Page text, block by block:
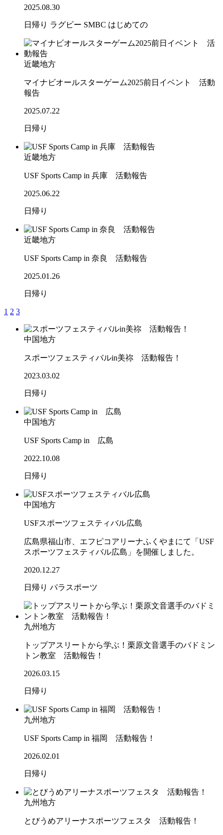
2025.08.30
日帰り ラグビー SMBC はじめての
近畿地方
マイナビオールスターゲーム2025前日イベント 活動
報告
2025.07.22
日帰り
近畿地方
USF Sports Camp in 兵庫 活動報告
2025.06.22
日帰り
近畿地方
USF Sports Camp in 奈良 活動報告
2025.01.26
日帰り
1 2 3
中国地方
スポーツフェスティバルin美祢 活動報告！
2023.03.02
日帰り
中国地方
USF Sports Camp in 広島
2022.10.08
日帰り
中国地方
USFスポーツフェスティバル広島
広島県福山市、エフピコアリーナふくやまにて「USF
スポーツフェスティバル広島」を開催しました。
2020.12.27
日帰り パラスポーツ
九州地方
トップアスリートから学ぶ！栗原文音選手のバドミン
トン教室 活動報告！
2026.03.15
日帰り
九州地方
USF Sports Camp in 福岡 活動報告！
2026.02.01
日帰り
九州地方
とびうめアリーナスポーツフェスタ 活動報告！